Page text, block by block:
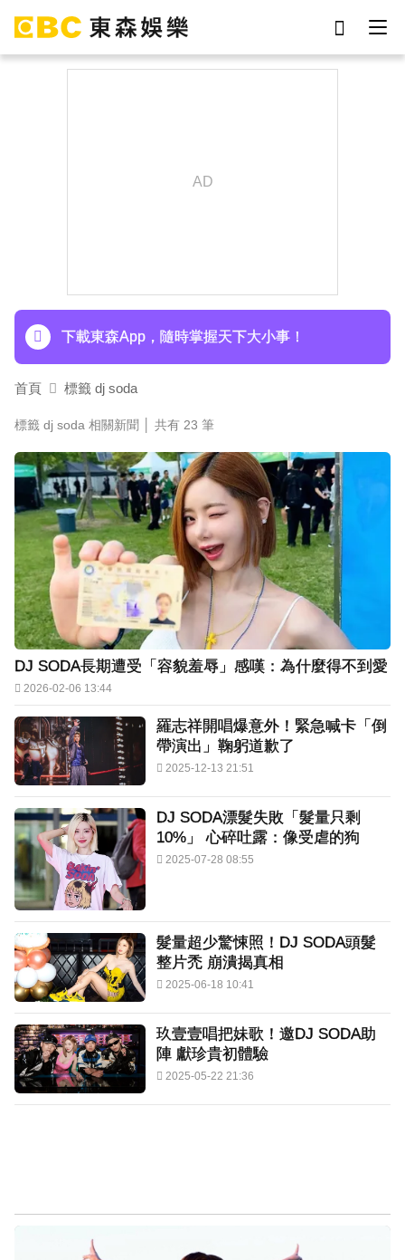
下載東森App，隨時掌握天下大小事！
首頁 標籤 dj soda
標籤 dj soda 相關新聞 │ 共有 23 筆
DJ SODA長期遭受「容貌羞辱」感嘆：為什麼得不到愛
2026-02-06 13:44
羅志祥開唱爆意外！緊急喊卡「倒
帶演出」鞠躬道歉了
2025-12-13 21:51
DJ SODA漂髮失敗「髮量只剩
10%」 心碎吐露：像受虐的狗
2025-07-28 08:55
髮量超少驚悚照！DJ SODA頭髮
整片禿 崩潰揭真相
2025-06-18 10:41
玖壹壹唱把妹歌！邀DJ SODA助
陣 獻珍貴初體驗
2025-05-22 21:36